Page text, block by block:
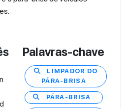
Palavras-chave
LIMPADOR DO
PÁRA-BRISA
PÁRA-BRISA